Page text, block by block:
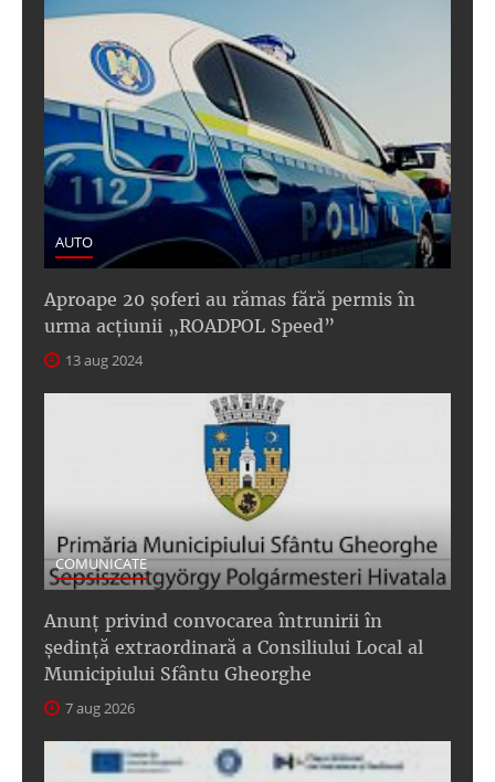
AUTO
Aproape 20 șoferi au rămas fără permis în
urma acțiunii „ROADPOL Speed”
13 aug 2024
COMUNICATE
Anunţ privind convocarea întrunirii în
şedinţă extraordinară a Consiliului Local al
Municipiului Sfântu Gheorghe
7 aug 2026